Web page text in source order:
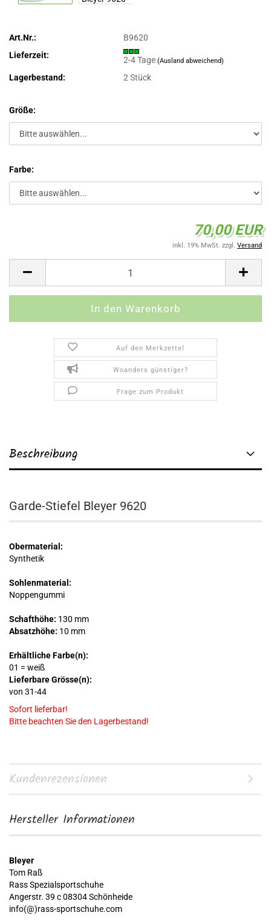
Art.Nr.:
B9620
Lieferzeit:
2-4 Tage(Ausland abweichend)
Lagerbestand: 2Stück
Größe:
Farbe:
70,00 EUR
inkl. 19% MwSt. zzgl. Versand
Auf den Merkzettel
Woanders günstiger?
Frage zum Produkt
Beschreibung
Garde-Stiefel Bleyer 9620
Obermaterial:
Synthetik
Sohlenmaterial:
Noppengummi
Schafthöhe: 130 mm
Absatzhöhe: 10 mm
Erhältliche Farbe(n):
01 = weiß
Lieferbare Grösse(n):
von 31-44
Sofort lieferbar!
Bitte beachten Sie den Lagerbestand!
Kundenrezensionen
Hersteller Informationen
Bleyer
Tom Raß
Rass Spezialsportschuhe
Angerstr. 39 c 08304 Schönheide
info(@)rass-sportschuhe.com